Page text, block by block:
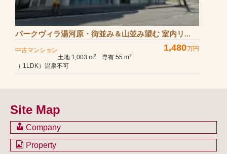
パークヴィラ湯河原・街並み＆山並み望む 室内リ...
中古マンション 1,480万円
土地 1,003 m2 専有 55 m2
（ 1LDK）温泉不可
Site Map
Company
会社のご案内
Property